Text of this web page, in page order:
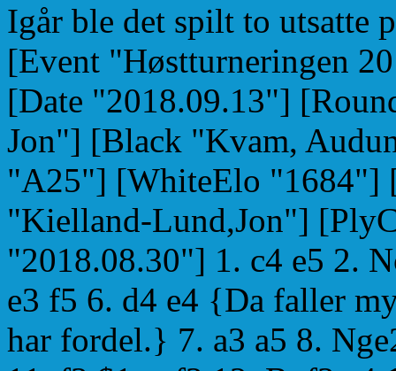
Igår ble det spilt to utsatte
[Event "Høstturneringen
[Date "2018.09.13"]
Jon"] [Black "Kvam,
"A25"] [WhiteElo "1684"]
"Kielland-Lund,Jon"]
"2018.08.30"] 1. c4 e5 2.
e3 f5 6. d4 e4 {Da faller
har fordel.} 7. a3 a5 8.